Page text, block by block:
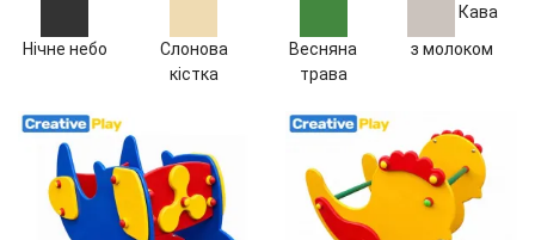
Нічне небо
Слонова
кістка
Весняна
трава
Кава
з молоком